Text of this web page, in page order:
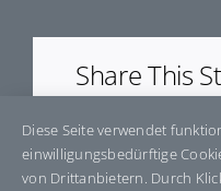
Share This
Facebook Bluesky
Diese Seite verwendet
einwilligungsbedürftige
von Drittanbietern. Durch